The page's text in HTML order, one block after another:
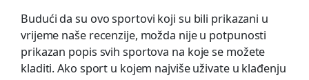
Budući da su ovo sportovi koji su bili prikazani u
vrijeme naše recenzije, možda nije u potpunosti
prikazan popis svih sportova na koje se možete
kladiti. Ako sport u kojem najviše uživate u klađenju